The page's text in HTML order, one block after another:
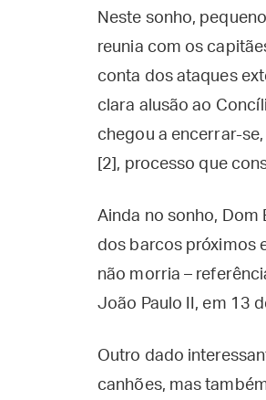
Neste sonho,
reunia com os
conta dos ataques
clara alusão ao
chegou a encerrar-
[2], processo que
Ainda no sonho, Dom
dos barcos próximos
não morria –
João Paulo II, em 13
Outro dado
canhões, mas